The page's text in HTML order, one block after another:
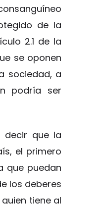
de la
2.1 de la
se oponen
sociedad, a
podría ser
decir que la
el primero
que puedan
los deberes
tiene al